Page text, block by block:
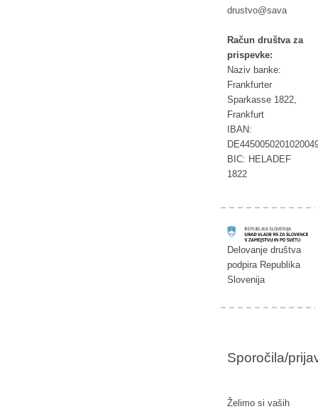
av
as@ov
tsurd
Račun društva za
prispevke:
Naziv banke:
Frankfurter
Sparkasse 1822,
Frankfurt
IBAN:
BIC: HELADEF
1822
Delovanje društva
podpira Republika
Slovenija
Sporočila/
Želimo si vaših